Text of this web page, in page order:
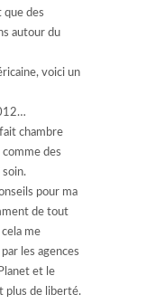
que des
autour du
voici un
chambre
des
soin.
pour ma
de tout
me
les agences
et le
plus de liberté.